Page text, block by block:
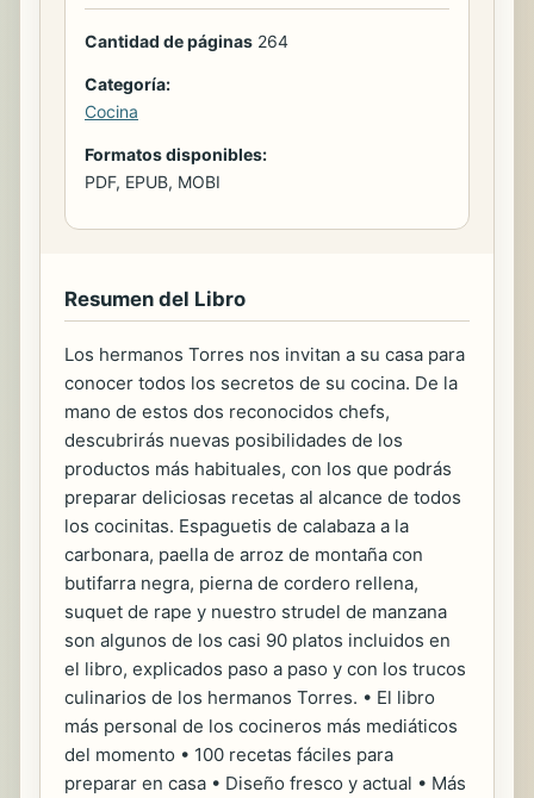
Cantidad de páginas 264
Categoría:
Cocina
Formatos disponibles:
PDF, EPUB, MOBI
Resumen del Libro
Los hermanos Torres nos invitan a su casa para
conocer todos los secretos de su cocina. De la
mano de estos dos reconocidos chefs,
descubrirás nuevas posibilidades de los
productos más habituales, con los que podrás
preparar deliciosas recetas al alcance de todos
los cocinitas. Espaguetis de calabaza a la
carbonara, paella de arroz de montaña con
butifarra negra, pierna de cordero rellena,
suquet de rape y nuestro strudel de manzana
son algunos de los casi 90 platos incluidos en
el libro, explicados paso a paso y con los trucos
culinarios de los hermanos Torres. • El libro
más personal de los cocineros más mediáticos
del momento • 100 recetas fáciles para
preparar en casa • Diseño fresco y actual • Más